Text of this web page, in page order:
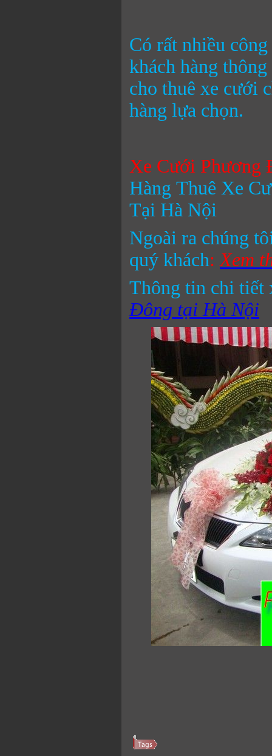
Có rất nhiều
khách hàng
cho thuê xe cưới
hàng lựa chọn.
Xe Cưới Phương
Hàng Thuê Xe
Tại Hà Nội
Ngoài ra chúng
quý khách: Xem
Thông tin chi
Đông tại Hà Nội